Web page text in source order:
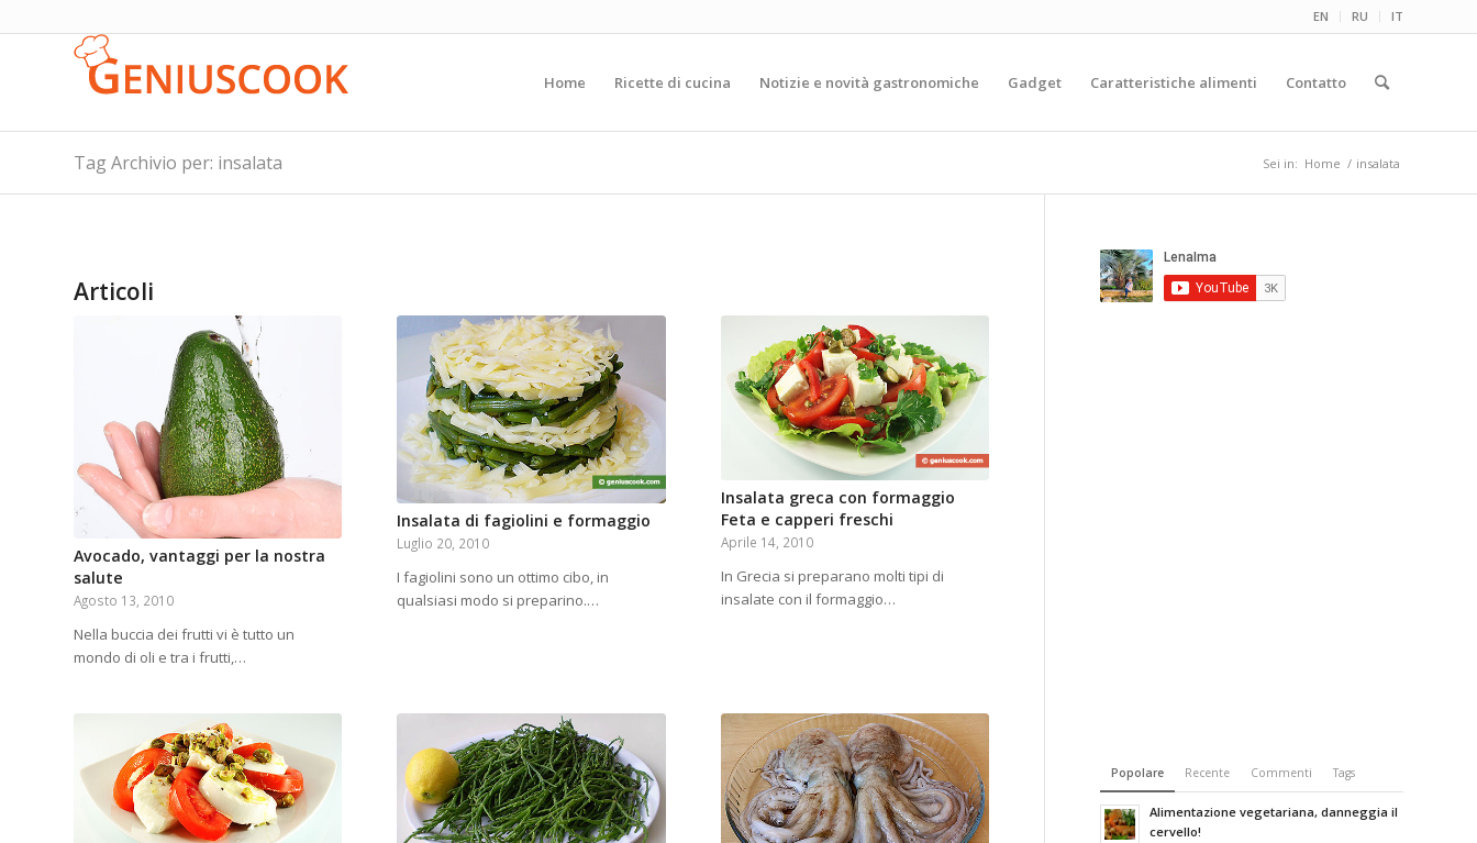
EN RU IT
Home Ricette di cucina Notizie e novità gastronomiche Gadget Caratteristiche alimenti Contatto
Tag Archivio per: insalata Sei in: Home / insalata
Articoli
Avocado, vantaggi per la nostra
salute
Agosto 13, 2010
Nella buccia dei frutti vi è tutto un
mondo di oli e tra i frutti,…
Insalata di fagiolini e formaggio
Luglio 20, 2010
I fagiolini sono un ottimo cibo, in
qualsiasi modo si preparino.…
Insalata greca con formaggio
Feta e capperi freschi
Aprile 14, 2010
In Grecia si preparano molti tipi di
insalate con il formaggio…
Popolare Recente Commenti Tags
Alimentazione vegetariana, danneggia il
cervello!